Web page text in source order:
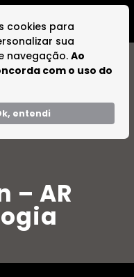
cookies para
sua
navegação. Ao
com o uso do
entendi
– AR